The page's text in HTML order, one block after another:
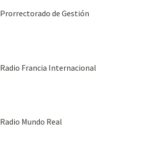
Prorrectorado de Gestión
Radio Francia Internacional
Radio Mundo Real